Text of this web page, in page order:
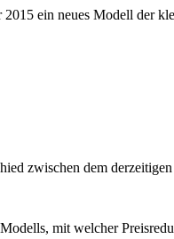
ein neues Modell der
zwischen dem
mit welcher